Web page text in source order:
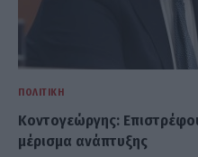
ΠΟΛΙΤΙΚΉ
Κοντογεώργης:
μέρισμα ανάπτυξης